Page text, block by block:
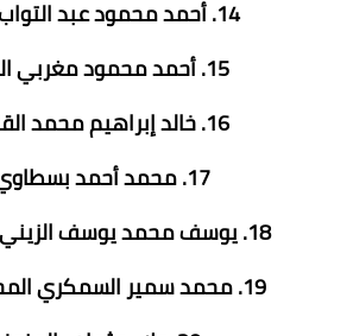
14. أحمد محمود عبد التواب الفيوم
15. أحمد محمود مغربي القاهرة
16. خالد إبراهيم محمد القليوبية
17. محمد أحمد بسطاوي قنا
18. يوسف محمد يوسف الزيني كفر الشيخ
19. محمد سمير السمكري المحلة الكبرى